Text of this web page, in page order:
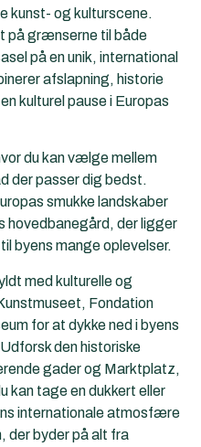
kunst- og kulturscene.
på grænserne til både
på en unik, international
afslapning, historie
kulturel pause i Europas
du kan vælge mellem
der passer dig bedst.
smukke landskaber
hovedbanegård, der ligger
byens mange oplevelser.
med kulturelle og
Fondation
for at dykke ned i byens
den historiske
gader og Marktplatz,
kan tage en dukkert eller
internationale atmosfære
der byder på alt fra